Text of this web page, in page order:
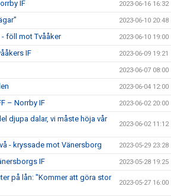
IF 2023-06-16 16:32
2023-06-10 20:48
föll mot Tvååker 2023-06-10 19:00
IF 2023-06-09 19:21
2023-06-07 08:00
2023-06-04 12:00
– Norrby IF 2023-06-02 20:00
djupa dalar, vi måste höja vår
2023-06-02 11:12
- kryssade mot Vänersborg 2023-05-29 23:28
IF 2023-05-28 19:25
på lån: "Kommer att göra stor
2023-05-27 16:00